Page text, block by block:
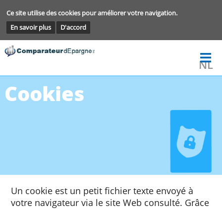
Ce site utilise des cookies pour améliorer votre navigation.
En savoir plus
D'accord
Cookies